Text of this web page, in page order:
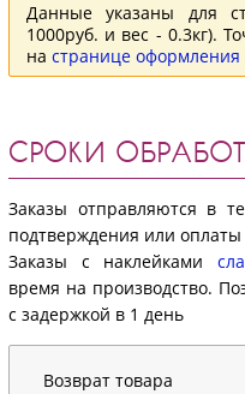
Данные указаны для
1000руб. и вес - 0.3кг).
на странице оформления
СРОКИ
Заказы отправляются в
подтверждения или оплаты
Заказы с наклейками
время на производство.
с задержкой в 1 день
Возврат товара